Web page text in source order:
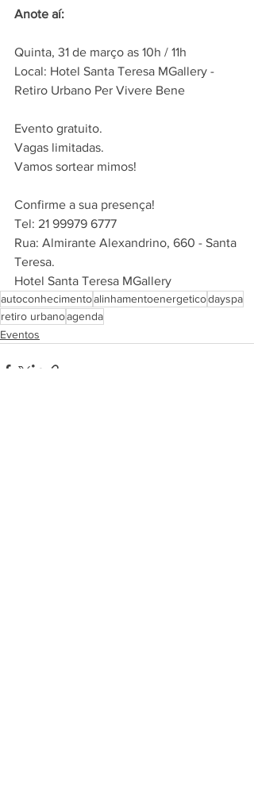
Anote aí:
Quinta, 31 de março as 10h / 11h
Local: Hotel Santa Teresa MGallery -
Retiro Urbano Per Vivere Bene
Evento gratuito.
Vagas limitadas.
Vamos sortear mimos!
Confirme a sua presença!
Tel: 21 99979 6777
Rua: Almirante Alexandrino, 660 - Santa
Teresa.
Hotel Santa Teresa MGallery
autoconhecimentoalinhamentoenergeticodayspa
retiro urbanoagenda
Eventos